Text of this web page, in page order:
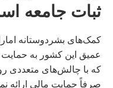
ثبات جامعه
کمک‌های بشردوستانه
عمیق این کشور به
که با چالش‌های متعددی
صرفاً حمایت مالی ارائه